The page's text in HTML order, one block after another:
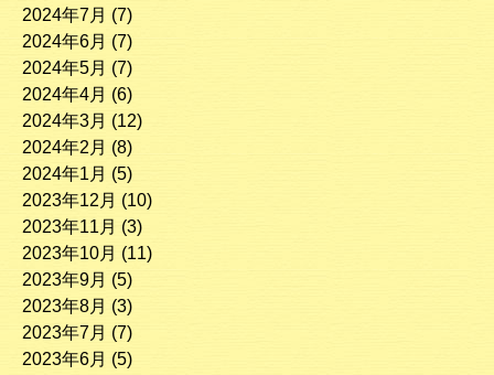
2024年7月 (7)
2024年6月 (7)
2024年5月 (7)
2024年4月 (6)
2024年3月 (12)
2024年2月 (8)
2024年1月 (5)
2023年12月 (10)
2023年11月 (3)
2023年10月 (11)
2023年9月 (5)
2023年8月 (3)
2023年7月 (7)
2023年6月 (5)